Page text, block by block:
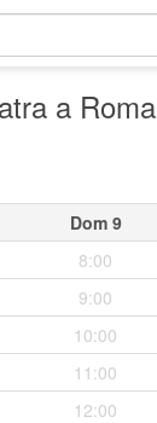
a Roma
Dom 9
8:00
9:00
10:00
11:00
12:00